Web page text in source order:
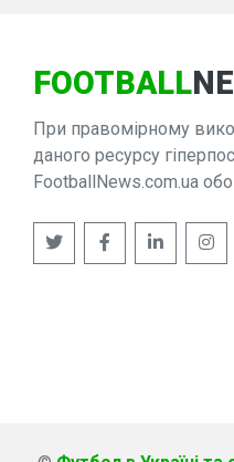
FOOTBALL
При правомірному
даного ресурсу
FootballNews.com.ua